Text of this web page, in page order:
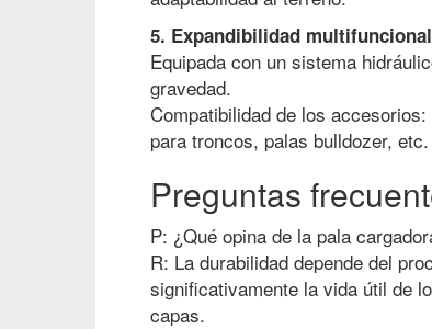
5. Expandibilidad
Equipada con un sistema
gravedad.
Compatibilidad de los
para troncos, palas bulldozer, etc.
Preguntas
P: ¿Qué opina de la pala
R: La durabilidad depende del
significativamente la vida útil de
capas.